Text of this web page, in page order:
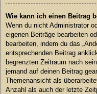
Wie kann ich einen Beitrag
Wenn du nicht Administrator
eigenen Beiträge bearbeiten
bearbeiten, indem du das
entsprechenden Beitrag
begrenzten Zeitraum nach
jemand auf deinen Beitrag
Themenansicht als
Anzahl als auch der letzte